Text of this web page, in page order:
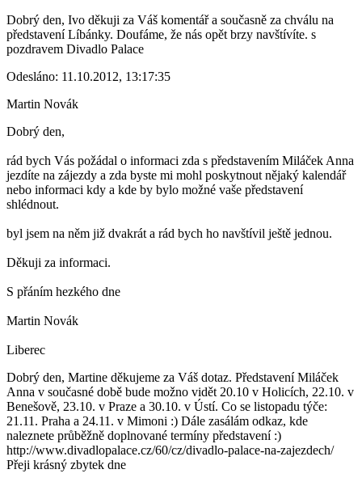
Dobrý den, Ivo děkuji za Váš komentář a současně za chválu na
představení Líbánky. Doufáme, že nás opět brzy navštívíte. s
pozdravem Divadlo Palace
Odesláno: 11.10.2012, 13:17:35
Martin Novák
Dobrý den,
rád bych Vás požádal o informaci zda s představením Miláček Anna
jezdíte na zájezdy a zda byste mi mohl poskytnout nějaký kalendář
nebo informaci kdy a kde by bylo možné vaše představení
shlédnout.
byl jsem na něm již dvakrát a rád bych ho navštívil ještě jednou.
Děkuji za informaci.
S přáním hezkého dne
Martin Novák
Liberec
Dobrý den, Martine děkujeme za Váš dotaz. Představení Miláček
Anna v současné době bude možno vidět 20.10 v Holicích, 22.10. v
Benešově, 23.10. v Praze a 30.10. v Ústí. Co se listopadu týče:
21.11. Praha a 24.11. v Mimoni :) Dále zasálám odkaz, kde
naleznete průběžně doplnované termíny představení :)
http://www.divadlopalace.cz/60/cz/divadlo-palace-na-zajezdech/
Přeji krásný zbytek dne